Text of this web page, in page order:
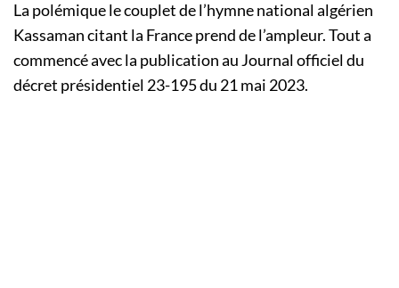
La polémique le couplet de l’hymne national algérien
Kassaman citant la France prend de l’ampleur. Tout a
commencé avec la publication au Journal officiel du
décret présidentiel 23-195 du 21 mai 2023.